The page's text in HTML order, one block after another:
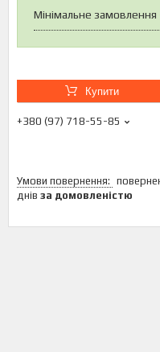
Мінімальне
Купити
+380 (97) 718-55-85
днів за домовленістю